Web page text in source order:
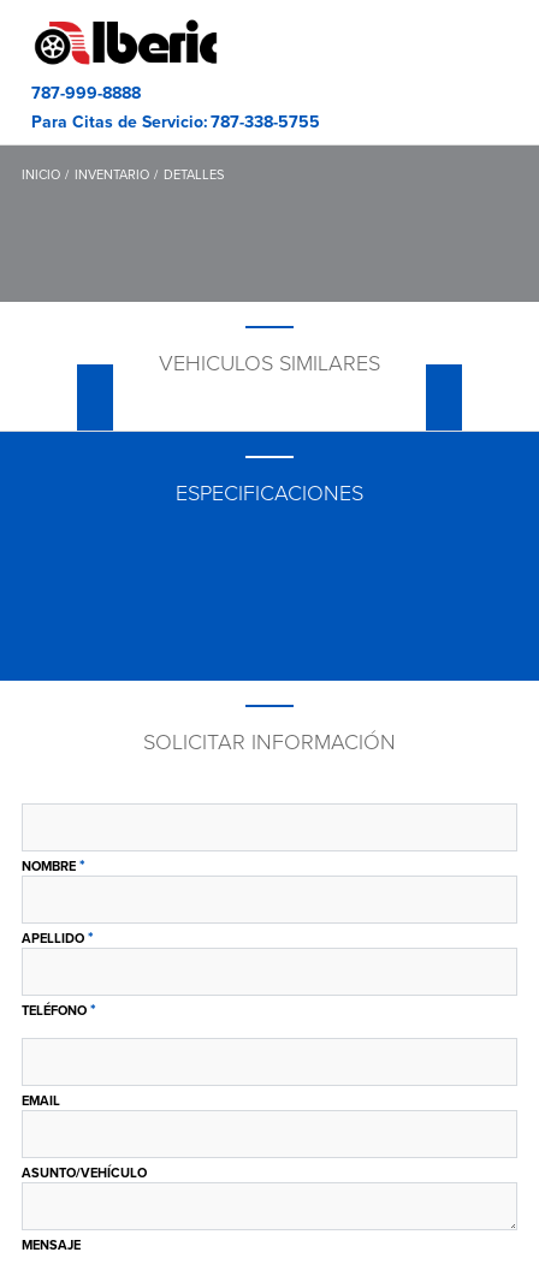
787-999-8888
Para Citas de Servicio:787-338-5755
INICIO INVENTARIO DETALLES
VEHICULOS SIMILARES
ESPECIFICACIONES
SOLICITAR INFORMACIÓN
NOMBRE *
APELLIDO *
TELÉFONO *
EMAIL
ASUNTO/VEHÍCULO
MENSAJE